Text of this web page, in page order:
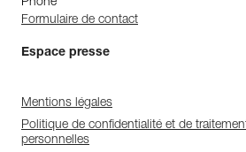
Formulaire de contact
Espace presse
Mentions légales
Politique de confidentialité et de
personnelles